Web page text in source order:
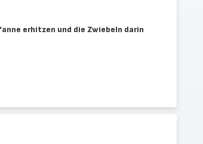
erhitzen und die Zwiebeln darin